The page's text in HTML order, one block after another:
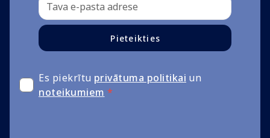
Pieteikties
Es piekrītu privātuma politikai un
noteikumiem *